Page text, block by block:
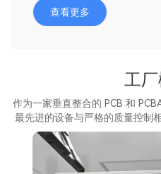
查看更多
工
作为一家垂直整合的 PCB 和
最先进的设备与严格的质量控制
组装产品。我们拥有 13 条自动